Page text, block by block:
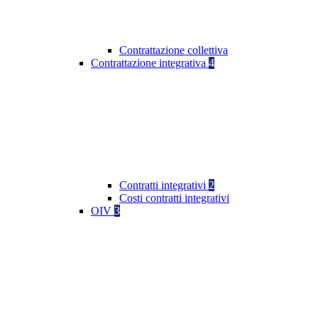
Contrattazione collettiva
Contrattazione integrativa 4
Contratti integrativi 2
Costi contratti integrativi
OIV 3